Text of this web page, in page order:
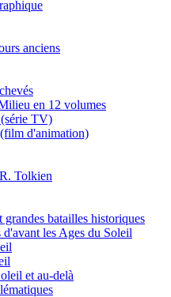
anciens
en 12 volumes
TV)
d'animation)
Tolkien
grandes batailles historiques
les Ages du Soleil
et au-delà